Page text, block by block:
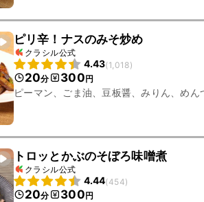
ピリ辛！ナスのみそ炒め
クラシル公式
4.43(1,018)
20分 300円
ピーマン、ごま油、豆板醤、みりん、めん
トロッとかぶのそぼろ味噌煮
クラシル公式
4.44(454)
20分 300円